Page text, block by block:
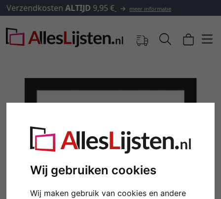
Wij gebruiken cookies
Wij maken gebruik van cookies en andere
✓500.000 artikelen om uit te kiezen